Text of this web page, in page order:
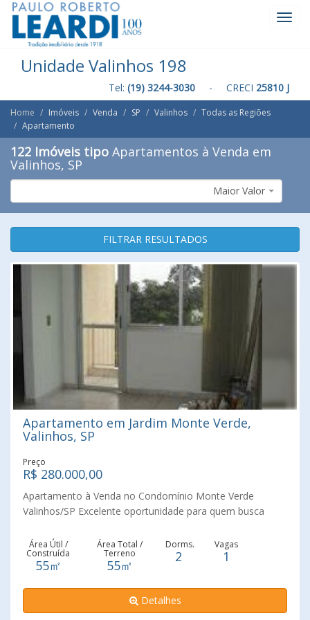
Unidade Valinhos 198
Tel: (19) 3244-3030 - CRECI 25810 J
Home Imóveis Venda SP Valinhos
Todas as Regiões
Apartamento
122 Imóveis tipo Apartamentos à Venda em
Valinhos, SP
Maior Valor
FILTRAR RESULTADOS
Apartamento em Jardim Monte Verde,
Valinhos, SP
Preço
R$ 280.000,00
Apartamento à Venda no Condomínio Monte Verde
Valinhos/SP Excelente oportunidade para quem busca
Valinhos! Este apartamento está localizado no 3º andar
(sem elevador) e possui uma planta funcional, ideal para
casais, pequenas famílias ou investidores. O imóvel conta
com 02 dormitórios, ampla sala para dois ambientes com
sacada, proporcionando ótima iluminação e ventilação
Área Útil /
Construída
55㎡
Área Total /
Terreno
55㎡
Dorms.
2
Vagas
1
Detalhes